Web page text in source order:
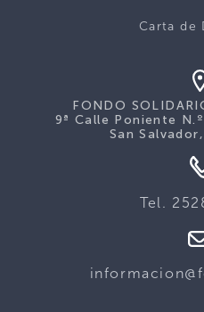
Carta de
FONDO
9ª Calle Poniente
San
Tel.